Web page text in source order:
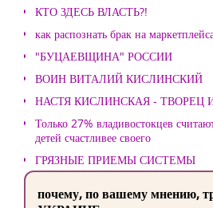
КТО ЗДЕСЬ ВЛАСТЬ?!
как распознать брак на
"БУЦАЕВЩИНА" РОССИИ
ВОИН ВИТАЛИЙ КИСЛИНСКИЙ
НАСТЯ КИСЛИНСКАЯ - ТВОРЕЦ
Только 27% владивостокцев
детей счастливее своего
ГРЯЗНЫЕ ПРИЕМЫ СИСТЕМЫ
почему, по вашему мнению,